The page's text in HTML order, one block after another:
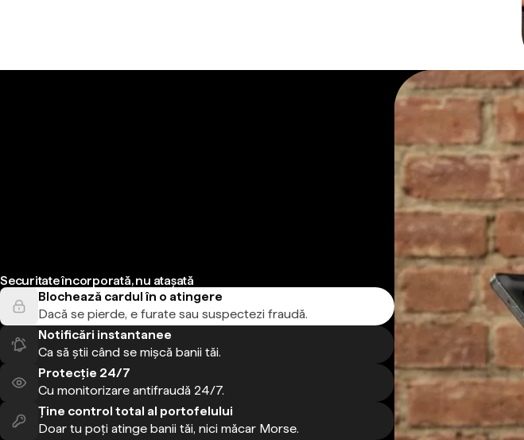
Securitate încorporată, nu atașată
Blochează cardul în o atingere
Dacă se pierde, e furate sau suspectezi fraudă.
Notificări instantanee
Ca să știi când se mișcă banii tăi.
Protecție 24/7
Cu monitorizare antifraudă 24/7.
Ține control total al portofelului
Doar tu poți atinge banii tăi, nici măcar Morse.